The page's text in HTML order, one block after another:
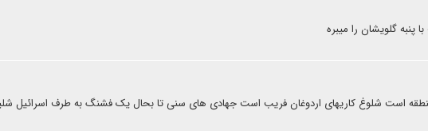
پنبه گلویشان را میبره
منطقه است شلوغ کاریهای اردوغان فریب است جهادی های سنی تا بحال یک فشنگ به طرف اسرائیل